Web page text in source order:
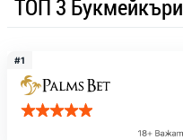
ТОП 3 Букмейкъри
#1